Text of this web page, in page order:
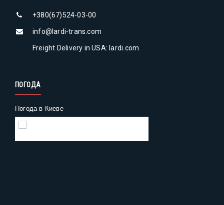
+380(67)524-03-00
info@lardi-trans.com
Freight Delivery in USA: lardi.com
ПОГОДА
Погода в Киеве